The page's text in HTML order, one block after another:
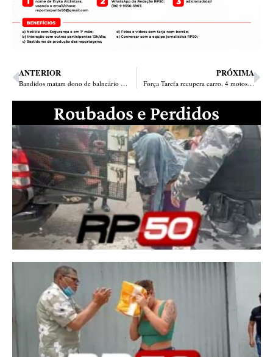
ANTERIOR
Bandidos matam dono de balneário em Timon
PRÓXIMA
Força Tarefa recupera carro, 4 motos e prende o “Diabão” em Teresina
Roubados e Perdidos